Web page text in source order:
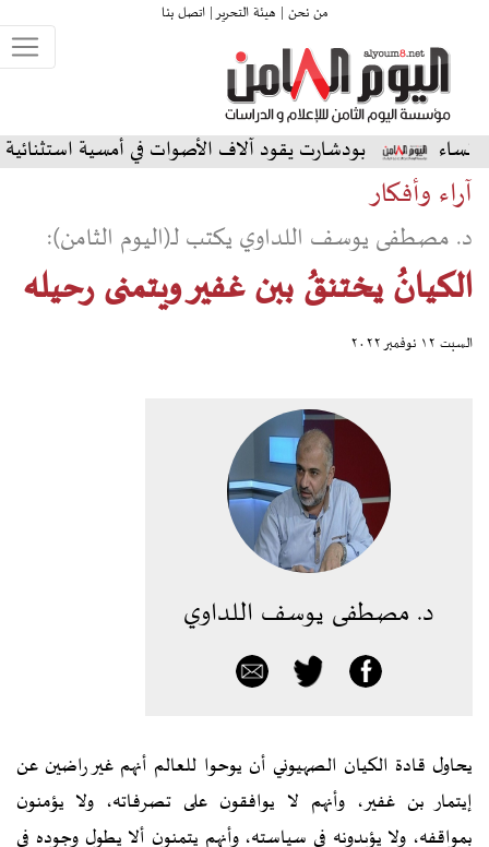
من نحن | هيئة التحرير |اتصل بنا
يقود آلاف الأصوات في أمسية استثنائية على المسرح
آراء وأفكار
د. مصطفى يوسف اللداوي يكتب لـ(اليوم الثامن):
الكيانُ يختنقُ ببن غفير ويتمنى رحيله
السبت ١٢ نوفمبر ٢٠٢٢
د. مصطفى يوسف اللداوي
يحاول قادة الكيان الصهيوني أن يوحوا للعالم أنهم غير راضين عن
إيتمار بن غفير، وأنهم لا يوافقون على تصرفاته، ولا يؤمنون
بمواقفه، ولا يؤيدونه في سياسته، وأنهم يتمنون ألا يطول وجوده في